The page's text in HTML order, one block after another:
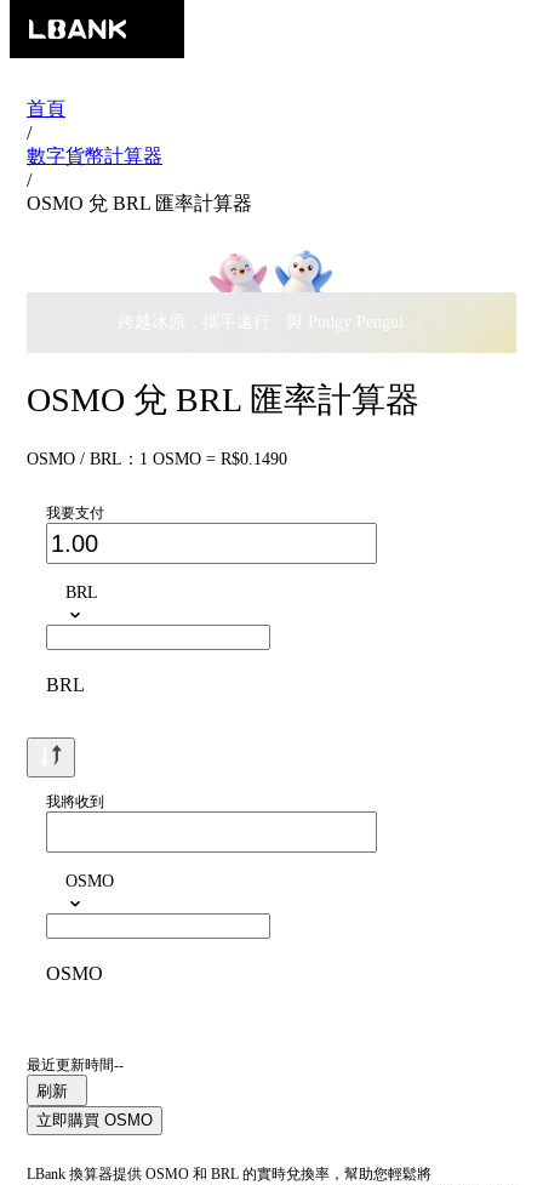
首頁
/
數字貨幣計算器
/
OSMO 兌 BRL 匯率計算器
跨越冰原，攜手遠行 · 與 Pudgy Penguins 搖擺瓜分
OSMO 兌 BRL 匯率計算器
OSMO / BRL：1 OSMO = R$0.1490
我要支付
BRL
BRL
我將收到
OSMO
OSMO
最近更新時間--
刷新
立即購買 OSMO
LBank 換算器提供 OSMO 和 BRL 的實時兌換率，幫助您輕鬆將